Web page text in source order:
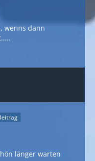
wenns dann
länger warten